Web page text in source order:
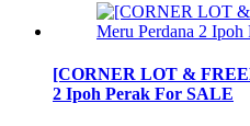
[CORNER LOT &
2 Ipoh Perak For SALE